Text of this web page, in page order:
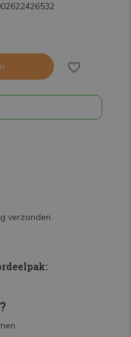
verzonden.